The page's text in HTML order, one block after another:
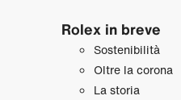
Rolex in breve
Sostenibilità
Oltre la corona
La storia